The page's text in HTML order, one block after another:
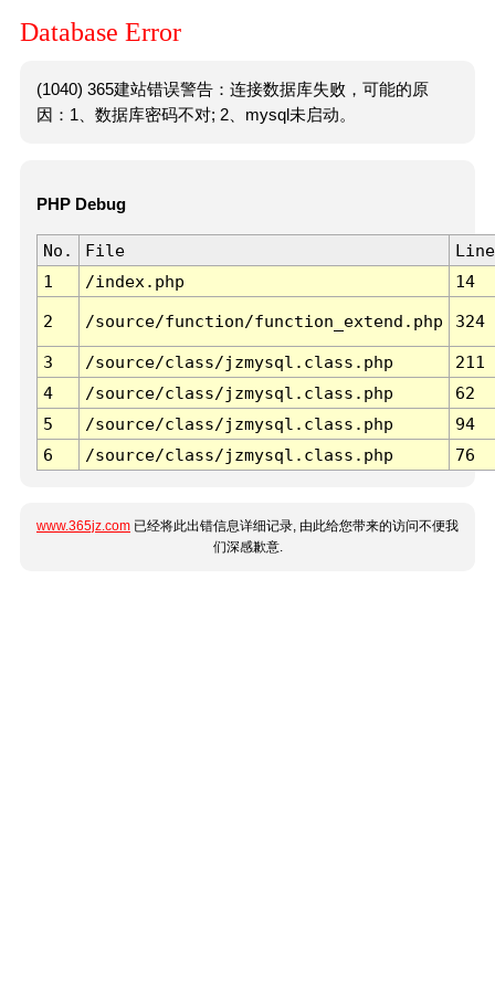
Database Error
(1040) 365建站错误警告：连接数据库失败，可能的原
因：1、数据库密码不对; 2、mysql未启动。
PHP Debug
No. File
Line
1
/index.php 14
2 /source/function/function_extend.php 324
3 /source/class/jzmysql.class.php
211
4
/source/class/jzmysql.class.php
62
5
/source/class/jzmysql.class.php
94
6
/source/class/jzmysql.class.php 76
www.365jz.com 已经将此出错信息详细记录, 由此给您带来的访问不便我
们深感歉意.